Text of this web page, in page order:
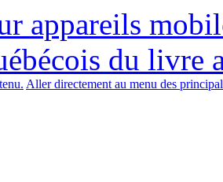
appareils
du livre
Aller directement au menu des